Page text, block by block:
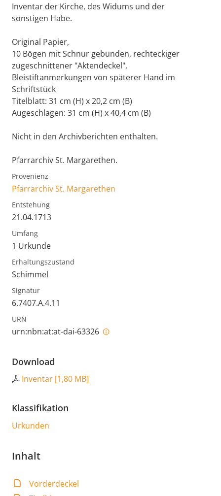
Inventar der Kirche, des Widums und der
sonstigen Habe.
Original Papier,
10 Bögen mit Schnur gebunden, rechteckiger
zugeschnittener "Aktendeckel",
Bleistiftanmerkungen von späterer Hand im
Schriftstück
Titelblatt: 31 cm (H) x 20,2 cm (B)
Augeschlagen: 31 cm (H) x 40,4 cm (B)
Nicht in den Archivberichten enthalten.
Pfarrarchiv St. Margarethen.
Provenienz
Pfarrarchiv St. Margarethen
Entstehung
21.04.1713
Umfang
1 Urkunde
Erhaltungszustand
Schimmel
Signatur
6.7407.A.4.11
URN
urn:nbn:at:at-dai-63326
Download
Inventar [1,80 MB]
Klassifikation
Urkunden
Inhalt
Vorderdeckel